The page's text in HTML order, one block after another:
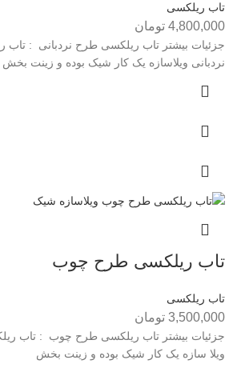
تاب ریلکسی
4,800,000 تومان
جزئیات بیشتر تاب ریلکسی طرح نردبانی :
نردبانی ويلاسازه يک کار شيک بوده و زينت
تاب ریلکسی طرح چوب
تاب ریلکسی
3,500,000 تومان
جزئیات بیشتر تاب ریلکسی طرح چوب : تاب
ويلا سازه يک کار شيک بوده و زينت بخش